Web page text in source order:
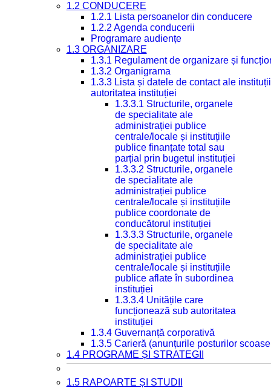
1.2 CONDUCERE
1.2.1 Lista persoanelor din conducere
1.2.2 Agenda conducerii
Programare audiențe
1.3 ORGANIZARE
1.3.1 Regulament de organizare și
1.3.2 Organigrama
1.3.3 Lista și datele de contact ale
autoritatea instituției
1.3.3.1 Structurile, organele
de specialitate ale
administrației publice
centrale/locale și instituțiile
publice finanțate total sau
parțial prin bugetul instituției
1.3.3.2 Structurile, organele
de specialitate ale
administrației publice
centrale/locale și instituțiile
publice coordonate de
conducătorul instituției
1.3.3.3 Structurile, organele
de specialitate ale
administrației publice
centrale/locale și instituțiile
publice aflate în subordinea
instituției
1.3.3.4 Unitățile care
funcționează sub autoritatea
instituției
1.3.4 Guvernanță corporativă
1.3.5 Carieră (anunțurile posturilor
1.4 PROGRAME ȘI STRATEGII
1.5 RAPOARTE ȘI STUDII